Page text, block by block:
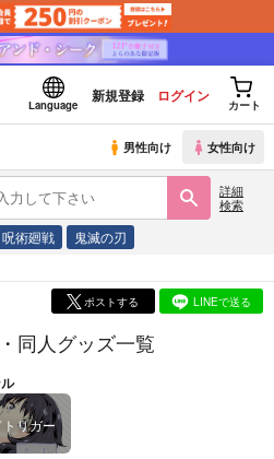
Language
新規登録 ログイン
カート
男性向け 女性向け
詳細
検索
呪術廻戦 鬼滅の刃
ポストする LINEで送る
同人グッズ一覧
リガー